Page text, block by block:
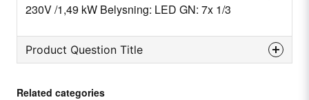
230V /1,49 kW Belysning: LED GN: 7x 1/3
Product Question Title
Ask us something about this product...
Related categories